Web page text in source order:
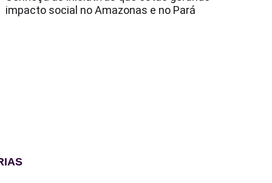
impacto social no Amazonas e no Pará